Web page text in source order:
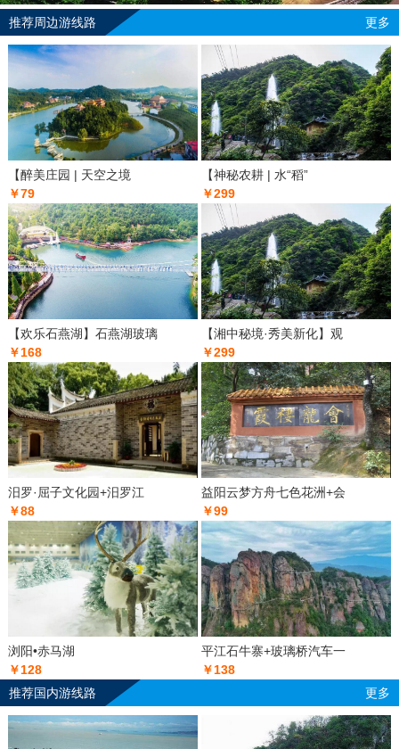
推荐周边游线路 更多
【醉美庄园 | 天空之境
￥79
【神秘农耕 | 水“稻”
￥299
【欢乐石燕湖】石燕湖玻璃
￥168
【湘中秘境·秀美新化】观
￥299
汨罗·屈子文化园+汨罗江
￥88
益阳云梦方舟七色花洲+会
￥99
浏阳•赤马湖
￥128
平江石牛寨+玻璃桥汽车一
￥138
推荐国内游线路
更多